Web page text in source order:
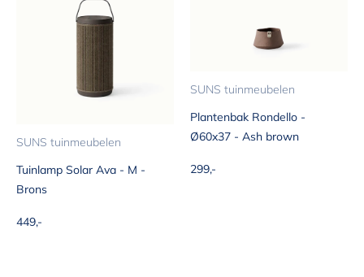
SUNS tuinmeubelen
Tuinlamp Solar Ava - M -
Brons
Aanbiedingsprijs
449,-
SUNS tuinmeubelen
Plantenbak Rondello -
Ø60x37 - Ash brown
Aanbiedingsprijs
299,-